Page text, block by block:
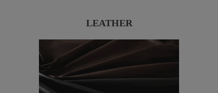
LEATHER